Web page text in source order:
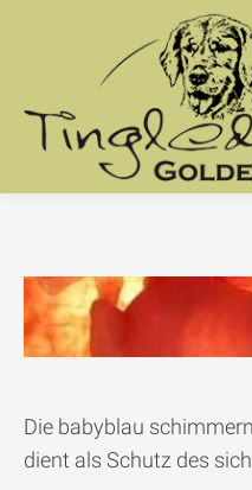
Die babyblau
dient als Schutz des